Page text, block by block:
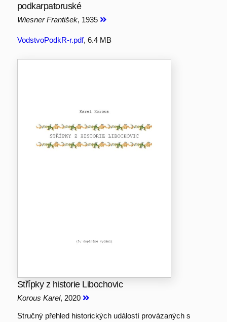
podkarpatoruské
Wiesner František, 1935
VodstvoPodkR-r.pdf, 6.4 MB
Střípky z historie Libochovic
Korous Karel, 2020
Stručný přehled historických událostí provázaných s